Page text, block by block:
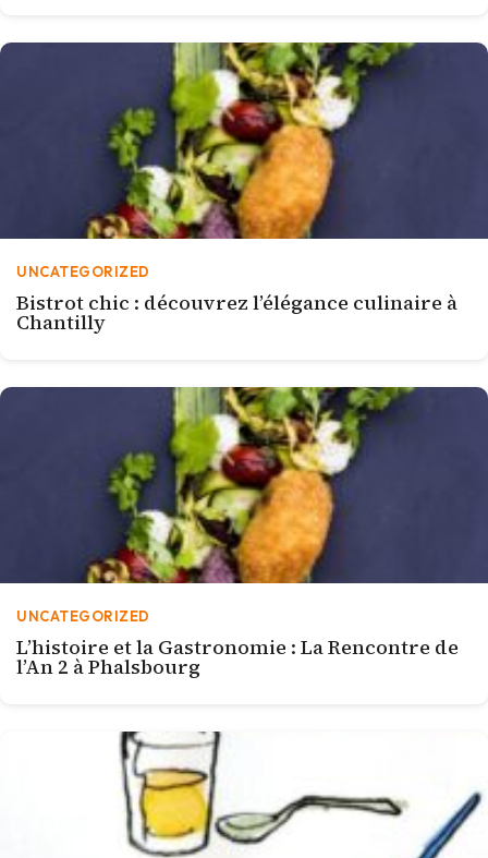
UNCATEGORIZED
Bistrot chic : découvrez l’élégance culinaire à
Chantilly
UNCATEGORIZED
L’histoire et la Gastronomie : La Rencontre de
l’An 2 à Phalsbourg